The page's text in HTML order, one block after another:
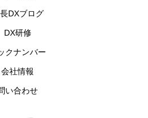
DXブログ
DX研修
クナンバー
会社情報
い合わせ